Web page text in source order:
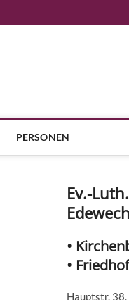
PERSONEN
Ev.-
•
•
Hauptstr.